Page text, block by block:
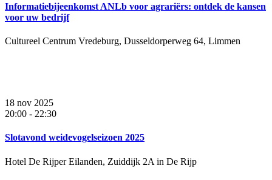
Informatiebijeenkomst ANLb voor agrariërs: ontdek de kansen
voor uw bedrijf
Cultureel Centrum Vredeburg, Dusseldorperweg 64, Limmen
18 nov 2025
20:00 - 22:30
Slotavond weidevogelseizoen 2025
Hotel De Rijper Eilanden, Zuiddijk 2A in De Rijp